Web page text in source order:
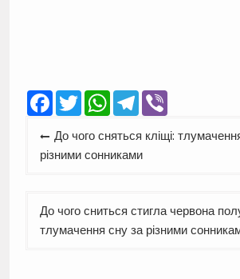
Facebook
TwitterWhatsApp
Telegram
Viber
Навігація
записів
До чого сняться кліщі:
різними сонниками
До чого сниться стигла червона
тлумачення сну за різними